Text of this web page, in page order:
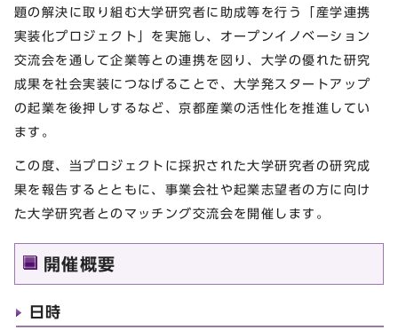
題の解決に取り組む大学研究者に助成等を行う「産学連携
実装化プロジェクト」を実施し、オープンイノベーション
交流会を通して企業等との連携を図り、大学の優れた研究
成果を社会実装につなげることで、大学発スタートアップ
の起業を後押しするなど、京都産業の活性化を推進してい
ます。
この度、当プロジェクトに採択された大学研究者の研究成
果を報告するとともに、事業会社や起業志望者の方に向け
た大学研究者とのマッチング交流会を開催します。
開催概要
日時